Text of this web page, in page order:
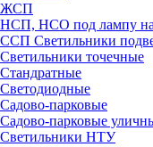
ЖСП
НСП, НСО под лампу
ССП Светильники
Светильники точечные
Стандратные
Светодиодные
Садово-парковые
Садово-парковые
Светильники НТУ